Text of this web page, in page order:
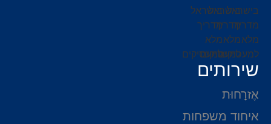
שירותים
אֶזרָחוּת
איחוד משפחות